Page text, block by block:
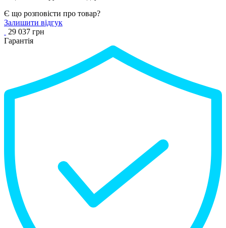
Є що розповісти про товар?
Залишити відгук
29 037 грн
Гарантія